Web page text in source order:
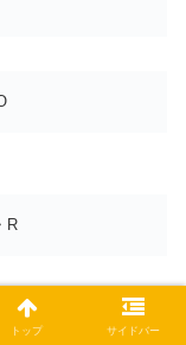
R
アルプレイ
トップ サイドバー